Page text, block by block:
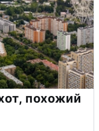
похожий